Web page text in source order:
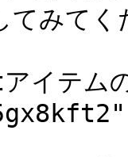
てみてく
イテム